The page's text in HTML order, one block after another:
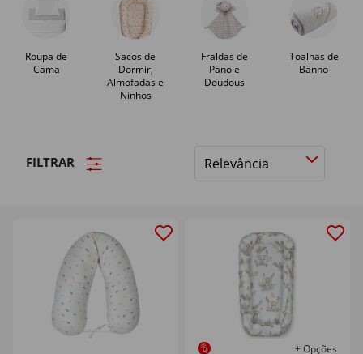
Roupa de
Cama
Sacos de
Dormir,
Almofadas e
Ninhos
Fraldas de
Pano e
Doudous
Toalhas de
Banho
FILTRAR
Ordenar
+ Opções